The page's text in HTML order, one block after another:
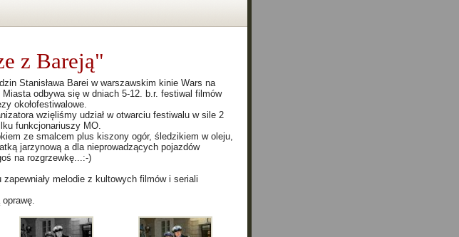
z Bareją"
Stanisława Barei w warszawskim kinie Wars na
Miasta odbywa się w dniach 5-12. b.r. festiwal filmów
okołofestiwalowe.
wzięliśmy udział w otwarciu festiwalu w sile 2
funkcjonariuszy MO.
ze smalcem plus kiszony ogór, śledzikiem w oleju,
jarzynową a dla nieprowadzących pojazdów
na rozgrzewkę...:-)
melodie z kultowych filmów i seriali